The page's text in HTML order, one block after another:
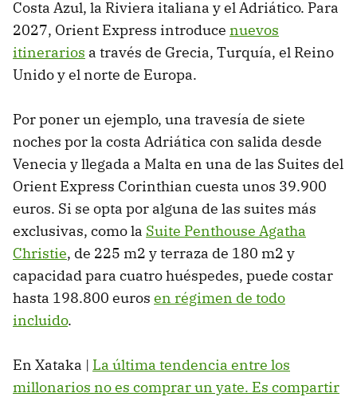
Costa Azul, la Riviera italiana y el Adriático. Para
2027, Orient Express introduce nuevos
itinerarios a través de Grecia, Turquía, el Reino
Unido y el norte de Europa.
Por poner un ejemplo, una travesía de siete
noches por la costa Adriática con salida desde
Venecia y llegada a Malta en una de las Suites del
Orient Express Corinthian cuesta unos 39.900
euros. Si se opta por alguna de las suites más
exclusivas, como la Suite Penthouse Agatha
Christie, de 225 m2 y terraza de 180 m2 y
capacidad para cuatro huéspedes, puede costar
hasta 198.800 euros en régimen de todo
incluido.
En Xataka | La última tendencia entre los
millonarios no es comprar un yate. Es compartir